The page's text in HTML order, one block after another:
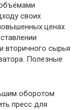
своих
ценах
вторичного сырья
Полезные
оборотом
пресс для